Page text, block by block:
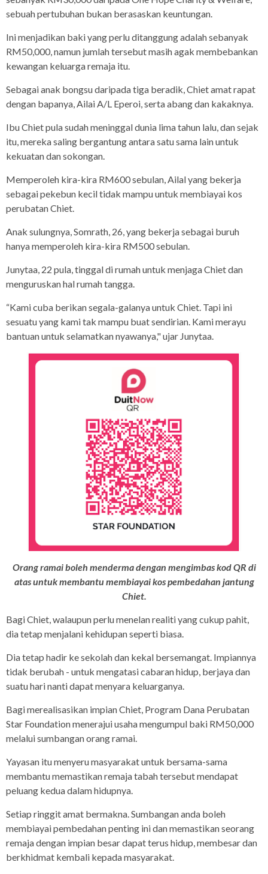
sebuah pertubuhan bukan berasaskan keuntungan.
Ini menjadikan baki yang perlu ditanggung adalah sebanyak
RM50,000, namun jumlah tersebut masih agak membebankan
kewangan keluarga remaja itu.
Sebagai anak bongsu daripada tiga beradik, Chiet amat rapat
dengan bapanya, Ailai A/L Eperoi, serta abang dan kakaknya.
Ibu Chiet pula sudah meninggal dunia lima tahun lalu, dan sejak
itu, mereka saling bergantung antara satu sama lain untuk
kekuatan dan sokongan.
Memperoleh kira-kira RM600 sebulan, Ailal yang bekerja
sebagai pekebun kecil tidak mampu untuk membiayai kos
perubatan Chiet.
Anak sulungnya, Somrath, 26, yang bekerja sebagai buruh
hanya memperoleh kira-kira RM500 sebulan.
Junytaa, 22 pula, tinggal di rumah untuk menjaga Chiet dan
menguruskan hal rumah tangga.
“Kami cuba berikan segala-galanya untuk Chiet. Tapi ini
sesuatu yang kami tak mampu buat sendirian. Kami merayu
bantuan untuk selamatkan nyawanya," ujar Junytaa.
Orang ramai boleh menderma dengan mengimbas kod QR di
atas untuk membantu membiayai kos pembedahan jantung
Chiet.
Bagi Chiet, walaupun perlu menelan realiti yang cukup pahit,
dia tetap menjalani kehidupan seperti biasa.
Dia tetap hadir ke sekolah dan kekal bersemangat. Impiannya
tidak berubah - untuk mengatasi cabaran hidup, berjaya dan
suatu hari nanti dapat menyara keluarganya.
Bagi merealisasikan impian Chiet, Program Dana Perubatan
Star Foundation menerajui usaha mengumpul baki RM50,000
melalui sumbangan orang ramai.
Yayasan itu menyeru masyarakat untuk bersama-sama
membantu memastikan remaja tabah tersebut mendapat
peluang kedua dalam hidupnya.
Setiap ringgit amat bermakna. Sumbangan anda boleh
membiayai pembedahan penting ini dan memastikan seorang
remaja dengan impian besar dapat terus hidup, membesar dan
berkhidmat kembali kepada masyarakat.